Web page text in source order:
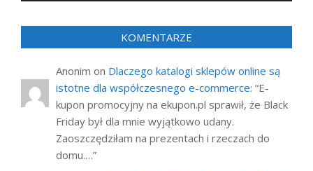
KOMENTARZE
Anonim on Dlaczego katalogi sklepów online są
istotne dla współczesnego e-commerce: “E-
kupon promocyjny na ekupon.pl sprawił, że Black
Friday był dla mnie wyjątkowo udany.
Zaoszczędziłam na prezentach i rzeczach do
domu.…”